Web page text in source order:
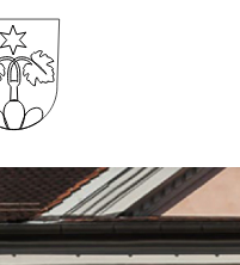
Gemeinde Wartau